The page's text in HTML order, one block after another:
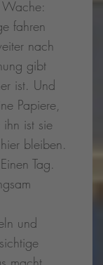
fahren
nach
gibt
ist. Und
Papiere,
ihn ist sie
bleiben.
Tag.
und